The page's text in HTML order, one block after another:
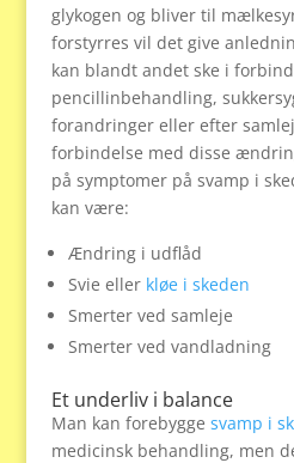
glykogen og bliver til
forstyrres vil det give
kan blandt andet ske i
pencillinbehandling,
forandringer eller efter
forbindelse med disse
på symptomer på svamp i
kan være:
Ændring i udflåd
Svie eller kløe i skeden
Smerter ved samleje
Smerter ved vandladning
Et underliv i balance
Man kan forebygge svamp i
medicinsk behandling, men